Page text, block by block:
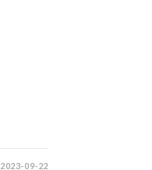
2023-09-22